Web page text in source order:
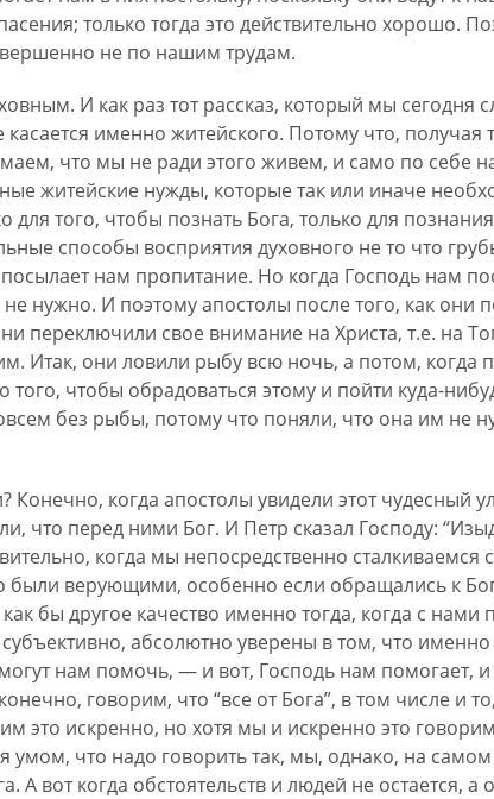
только тогда это действительно хорошо.
не по нашим трудам.
И как раз тот рассказ, который мы сегодня
именно житейского. Потому что, получая
что мы не ради этого живем, и само по себе
житейские нужды, которые так или иначе
для того, чтобы познать Бога, только для
способы восприятия духовного не то что
нам пропитание. Но когда Господь нам
нужно. И поэтому апостолы после того, как они
переключили свое внимание на Христа, т.е. на
Итак, они ловили рыбу всю ночь, а потом, когда
чтобы обрадоваться этому и пойти куда-
без рыбы, потому что поняли, что она им не
когда апостолы увидели этот чудесный
что перед ними Бог. И Петр сказал Господу:
когда мы непосредственно
верующими, особенно если обращались к
бы другое качество именно тогда, когда с нами
абсолютно уверены в том, что
могут нам помочь, — и вот, Господь нам помогает,
говорим, что “все от Бога”, в том числе и
это искренно, но хотя мы и искренно это
что надо говорить так, мы, однако, на
А вот когда обстоятельств и людей не остается, а